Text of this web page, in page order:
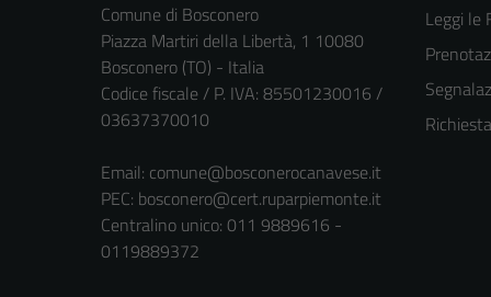
Comune di Bosconero
Piazza Martiri della Libertà, 1 10080
Bosconero (TO) - Italia
Codice fiscale / P. IVA: 85501230016 /
03637370010
Email: comune@bosconerocanavese.it
PEC: bosconero@cert.ruparpiemonte.it
Centralino unico: 011 9889616 -
0119889372
Leggi le